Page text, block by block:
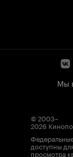
Мы
© 2003–
2026
доступны
просмотра